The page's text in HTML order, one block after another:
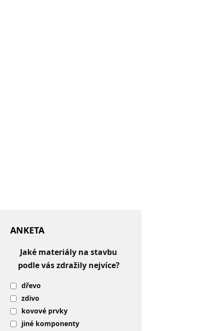
ANKETA
Jaké materiály na stavbu
podle vás zdražily nejvíce?
dřevo
zdivo
kovové prvky
jiné komponenty